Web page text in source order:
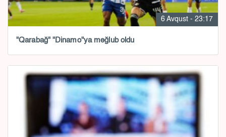
6 Avqust - 23:17
"Qarabağ" "Dinamo"ya məğlub oldu